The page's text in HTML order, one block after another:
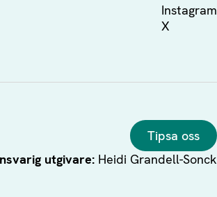
Instagram
X
Tipsa oss
utgivare: Heidi Grandell-Sonck